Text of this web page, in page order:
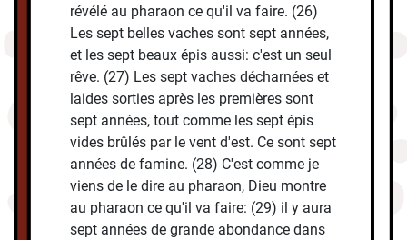
révélé au pharaon ce qu'il va faire. (26)
Les sept belles vaches sont sept années,
et les sept beaux épis aussi: c'est un seul
rêve. (27) Les sept vaches décharnées et
laides sorties après les premières sont
sept années, tout comme les sept épis
vides brûlés par le vent d'est. Ce sont sept
années de famine. (28) C'est comme je
viens de le dire au pharaon, Dieu montre
au pharaon ce qu'il va faire: (29) il y aura
sept années de grande abondance dans